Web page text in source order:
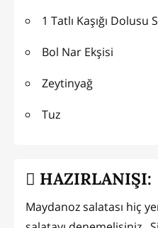
1 Tatlı Kaşığı Dolusu
Bol Nar Ekşisi
Zeytinyağ
Tuz
HAZIRLANIŞI:
Maydanoz salatası hiç